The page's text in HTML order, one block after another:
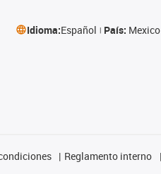
Idioma:Español País: Mexico
Reglamento interno